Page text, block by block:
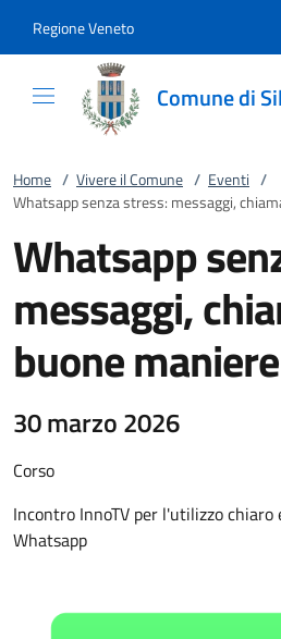
Regione Veneto
Comune di
Home / Vivere il Comune / Eventi /
Whatsapp senza stress: messaggi,
Whatsapp
messaggi,
buone
30 marzo 2026
Corso
Incontro InnoTV per l'utilizzo chiaro
Whatsapp